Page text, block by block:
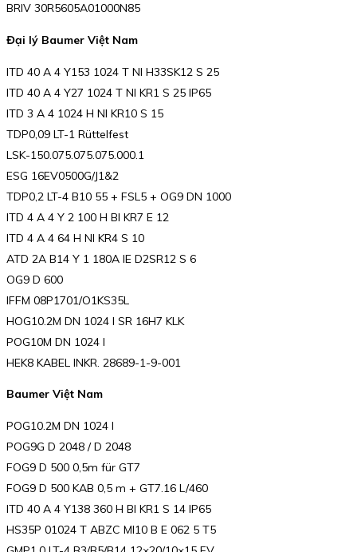
BRIV 30R5605A01000N85
Đại lý Baumer Việt Nam
ITD 40 A 4 Y153 1024 T NI H33SK12 S 25
ITD 40 A 4 Y27 1024 T NI KR1 S 25 IP65
ITD 3 A 4 1024 H NI KR10 S 15
TDP0,09 LT-1 Rüttelfest
LSK-150.075.075.075.000.1
ESG 16EV0500G/J1&2
TDP0,2 LT-4 B10 55 + FSL5 + OG9 DN 1000
ITD 4 A 4 Y 2 100 H BI KR7 E 12
ITD 4 A 4 64 H NI KR4 S 10
ATD 2A B14 Y 1 180A IE D2SR12 S 6
OG9 D 600
IFFM 08P1701/O1KS35L
HOG10.2M DN 1024 I SR 16H7 KLK
POG10M DN 1024 I
HEK8 KABEL INKR. 28689-1-9-001
Baumer Việt Nam
POG10.2M DN 1024 I
POG9G D 2048 / D 2048
FOG9 D 500 0,5m für GT7
FOG9 D 500 KAB 0,5 m + GT7.16 L/460
ITD 40 A 4 Y138 360 H BI KR1 S 14 IP65
HS35P 01024 T ABZC MI10 B E 062 5 T5